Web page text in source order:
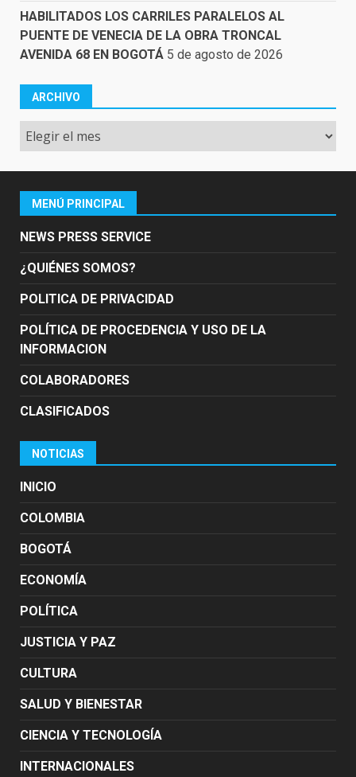
HABILITADOS LOS CARRILES PARALELOS AL
PUENTE DE VENECIA DE LA OBRA TRONCAL
AVENIDA 68 EN BOGOTÁ 5 de agosto de 2026
ARCHIVO
Archivo
MENÚ PRINCIPAL
NEWS PRESS SERVICE
¿QUIÉNES SOMOS?
POLITICA DE PRIVACIDAD
POLÍTICA DE PROCEDENCIA Y USO DE LA
INFORMACION
COLABORADORES
CLASIFICADOS
NOTICIAS
INICIO
COLOMBIA
BOGOTÁ
ECONOMÍA
POLÍTICA
JUSTICIA Y PAZ
CULTURA
SALUD Y BIENESTAR
CIENCIA Y TECNOLOGÍA
INTERNACIONALES